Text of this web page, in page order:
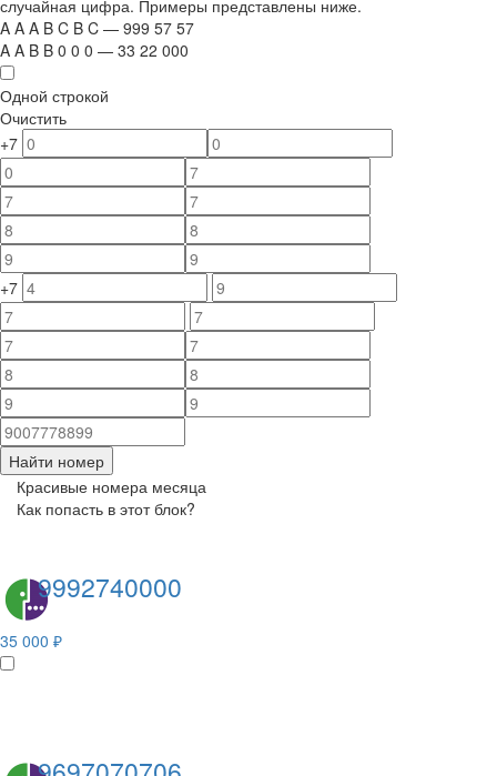
случайная цифра. Примеры представлены ниже.
A A A B C B C — 999 57 57
A A B B 0 0 0 — 33 22 000
Одной строкой
Очистить
+7
+7
Найти номер
Красивые номера месяца
Как попасть в этот блок?
9992740000
35 000 ₽